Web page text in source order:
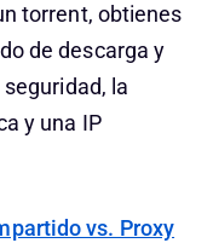
torrent, obtienes
de descarga y
la
y una IP
vs. Proxy